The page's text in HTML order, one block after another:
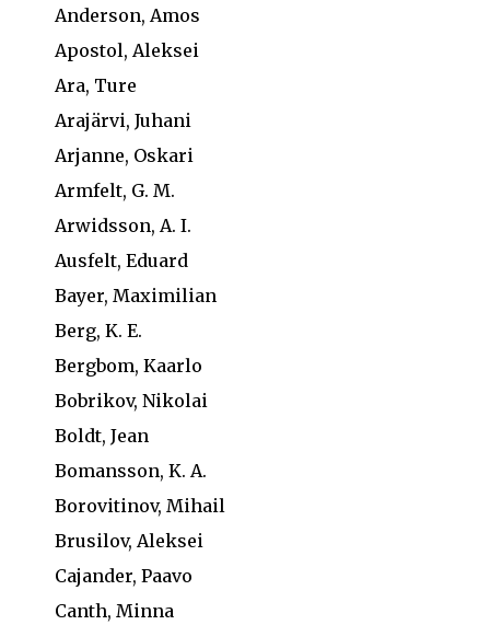
Anderson, Amos
Apostol, Aleksei
Ara, Ture
Arajärvi, Juhani
Arjanne, Oskari
Armfelt, G. M.
Arwidsson, A. I.
Ausfelt, Eduard
Bayer, Maximilian
Berg, K. E.
Bergbom, Kaarlo
Bobrikov, Nikolai
Boldt, Jean
Bomansson, K. A.
Borovitinov, Mihail
Brusilov, Aleksei
Cajander, Paavo
Canth, Minna